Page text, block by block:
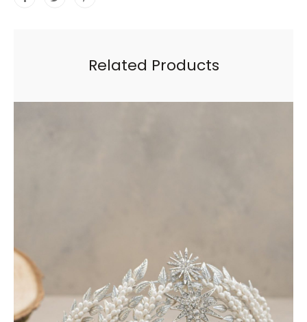
Related Products